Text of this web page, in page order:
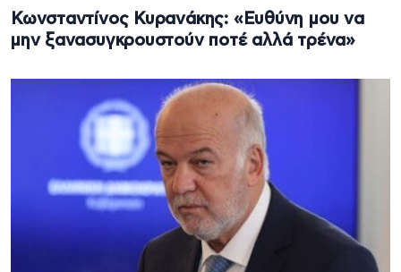
Κωνσταντίνος Κυρανάκης: «Ευθύνη μου να
μην ξανασυγκρουστούν ποτέ αλλά τρένα»